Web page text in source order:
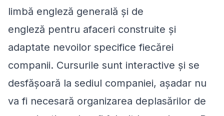
limbă engleză generală și de
engleză pentru afaceri construite și
adaptate nevoilor specifice fiecărei
companii. Cursurile sunt interactive și se
desfășoară la sediul companiei, așadar nu
va fi necesară organizarea deplasărilor de